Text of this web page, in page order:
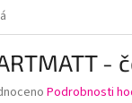
-
Podrobnosti